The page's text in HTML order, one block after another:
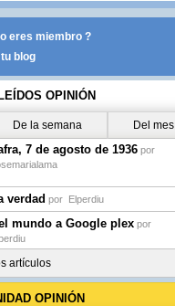
eres miembro ?
blog
OPINIÓN
De la semana Del mes
7 de agosto de 1936 por
verdad por Elperdiu
mundo a Google plex por
artículos
OPINIÓN